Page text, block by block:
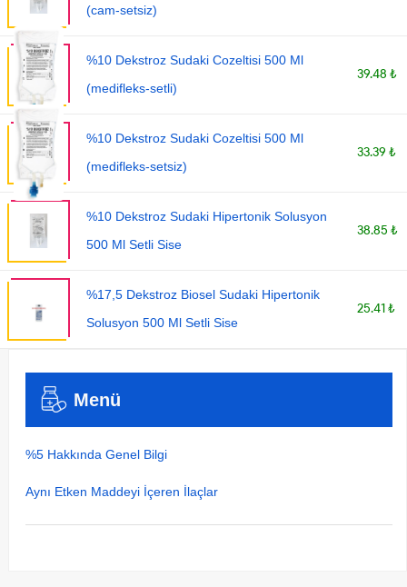
(cam-setsiz)
%10 Dekstroz Sudaki Cozeltisi 500 Ml
(medifleks-setli)
39.48 ₺
%10 Dekstroz Sudaki Cozeltisi 500 Ml
(medifleks-setsiz)
33.39 ₺
%10 Dekstroz Sudaki Hipertonik Solusyon
500 Ml Setli Sise
38.85 ₺
%17,5 Dekstroz Biosel Sudaki Hipertonik
Solusyon 500 Ml Setli Sise
25.41 ₺
Menü
%5 Hakkında Genel Bilgi
Aynı Etken Maddeyi İçeren İlaçlar